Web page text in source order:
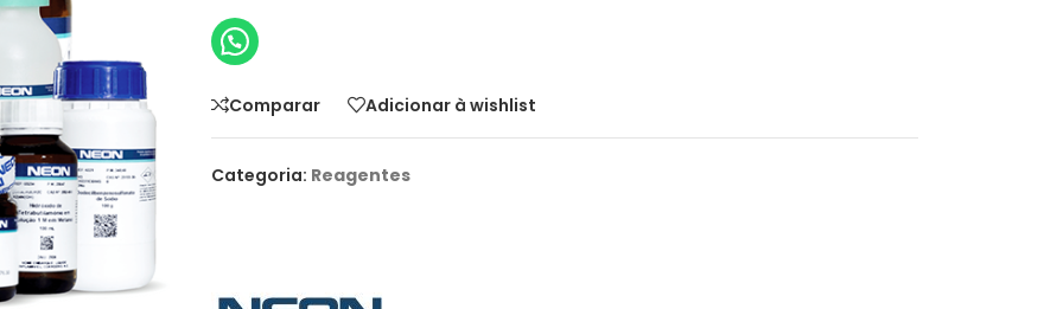
Comparar Adicionar à wishlist
Categoria: Reagentes